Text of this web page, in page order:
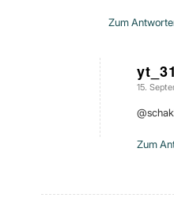
Zum
15.
Zum